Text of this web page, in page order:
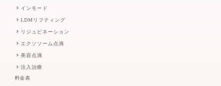
インモード
LDMリフティング
リジュビネーション
エクソソーム点滴
美容点滴
注入治療
料金表